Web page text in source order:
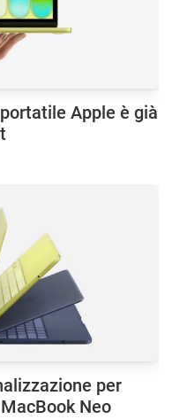
Apple è già
per
Neo